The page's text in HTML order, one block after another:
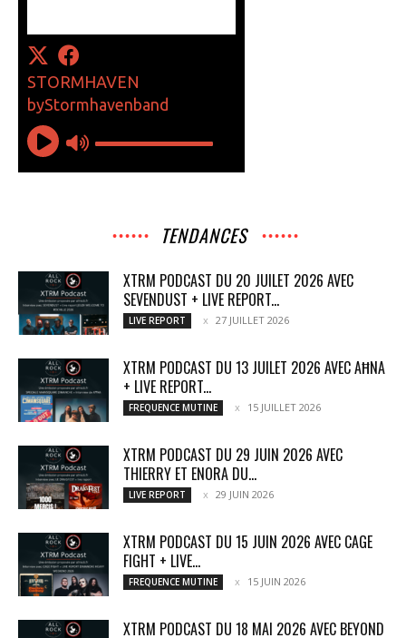
TENDANCES
XTRM PODCAST DU 20 JUILET 2026 AVEC
SEVENDUST + LIVE REPORT...
LIVE REPORT 27 JUILLET 2026
XTRM PODCAST DU 13 JUILET 2026 AVEC AĦNA
+ LIVE REPORT...
FREQUENCE MUTINE 15 JUILLET 2026
XTRM PODCAST DU 29 JUIN 2026 AVEC
THIERRY ET ENORA DU...
LIVE REPORT 29 JUIN 2026
XTRM PODCAST DU 15 JUIN 2026 AVEC CAGE
FIGHT + LIVE...
FREQUENCE MUTINE 15 JUIN 2026
XTRM PODCAST DU 18 MAI 2026 AVEC BEYOND